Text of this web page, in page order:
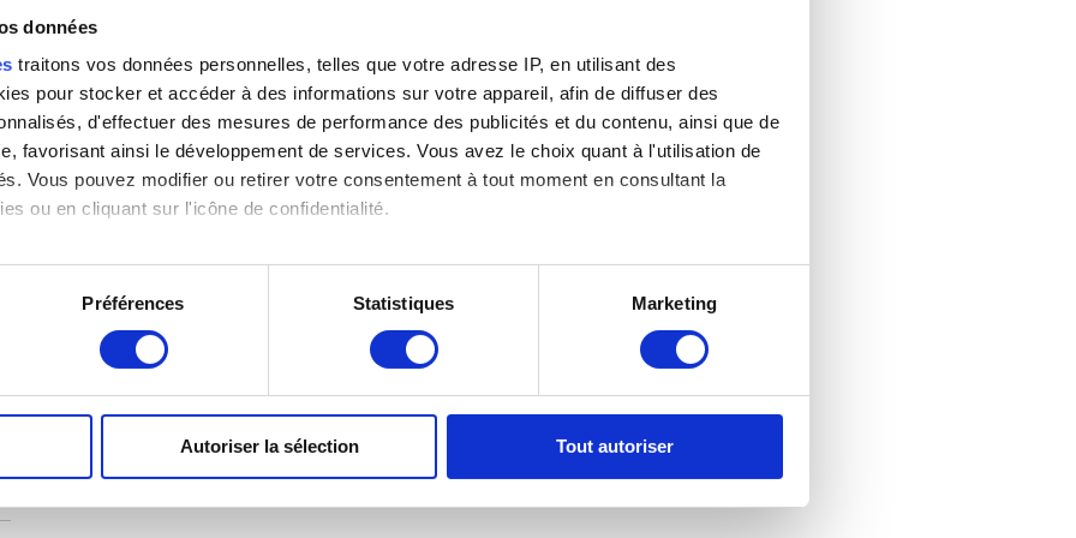
données
traitons vos données personnelles, telles que votre adresse IP, en utilisant des
pour stocker et accéder à des informations sur votre appareil, afin de diffuser des
d'effectuer des mesures de performance des publicités et du contenu, ainsi que de
favorisant ainsi le développement de services. Vous avez le choix quant à l'utilisation de
Vous pouvez modifier ou retirer votre consentement à tout moment en consultant la
ou en cliquant sur l'icône de confidentialité.
également :
sur votre localisation géographique qui peuvent être précises à plusieurs mètres près
de publicité et d'analyse, qui peuvent combiner celles-ci avec d'autres informations que
Préférences Statistiques Marketing
Autoriser la sélection Tout autoriser